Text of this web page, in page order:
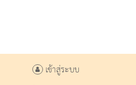
เข้าสู่ระบบ